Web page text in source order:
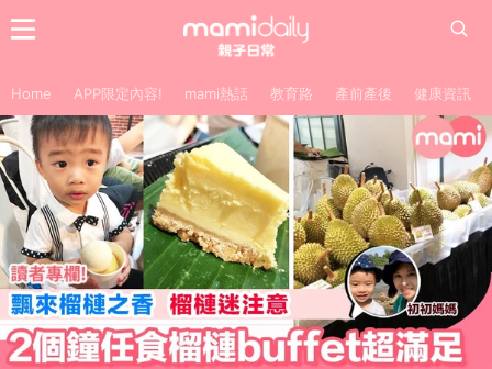
Home APP限定內容! mami熱話 教育路 產前產後 健康資訊